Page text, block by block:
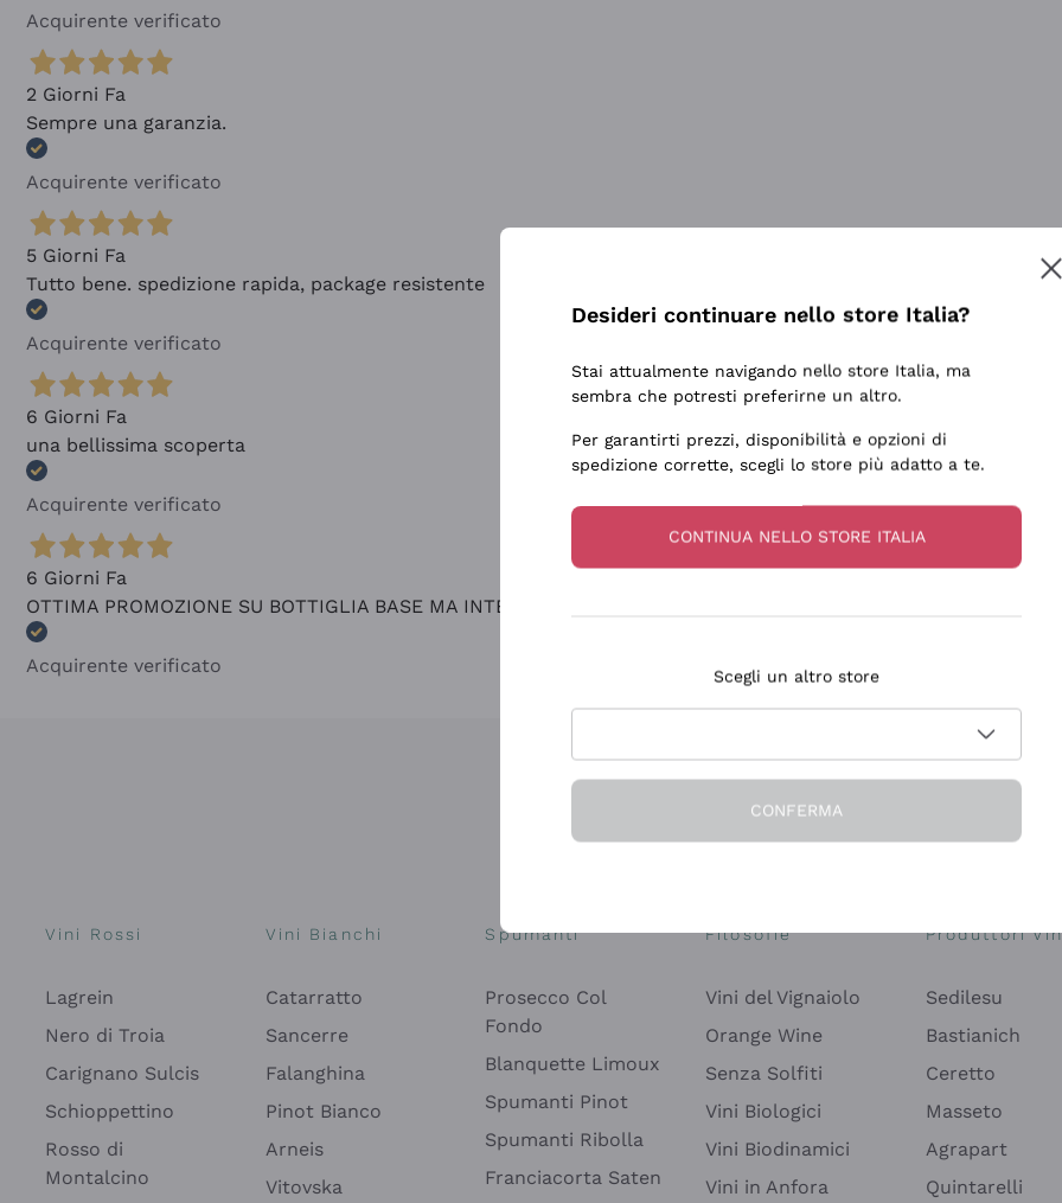
Acquirente verificato
2 Giorni Fa
Sempre una garanzia.
Acquirente verificato
5 Giorni Fa
Tutto bene. spedizione rapida, package resistente
Acquirente verificato
6 Giorni Fa
una bellissima scoperta
Acquirente verificato
6 Giorni Fa
OTTIMA PROMOZIONE SU BOTTIGLIA BASE MA INTERESSANTE DI CHAMPAGNE E CONSEGNA RAPIDISSIMA.
Acquirente verificato
Esplora il catalogo
Vini Rossi
Lagrein
Nero di Troia
Carignano Sulcis
Schioppettino
Rosso di
Montalcino
Vini Bianchi
Catarratto
Sancerre
Falanghina
Pinot Bianco
Arneis
Vitovska
Spumanti
Prosecco Col
Fondo
Blanquette Limoux
Spumanti Pinot
Spumanti Ribolla
Franciacorta Saten
Filosofie
Vini del Vignaiolo
Orange Wine
Senza Solfiti
Vini Biologici
Vini Biodinamici
Vini in Anfora
Produttori
Sedilesu
Bastianich
Ceretto
Masseto
Agrapart
Quintarelli
Desideri continuare nello store Italia?
Stai attualmente navigando nello store Italia, ma
sembra che potresti preferirne un altro.
Per garantirti prezzi, disponibilità e opzioni di
spedizione corrette, scegli lo store più adatto a te.
CONTINUA NELLO STORE ITALIA
Scegli un altro store
CONFERMA